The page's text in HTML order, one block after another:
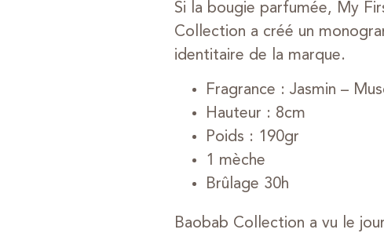
Si la bougie parfumée, My
Collection a créé un
identitaire de la marque.
Fragrance : Jasmin –
Hauteur : 8cm
Poids : 190gr
1 mèche
Brûlage 30h
Baobab Collection a vu le